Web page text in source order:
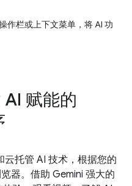
作栏或上下文菜单，将 AI 功
赋能的
托管 AI 技术，根据您的
器。借助 Gemini 强大的